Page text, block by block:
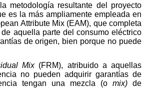
metodología resultante del proyecto
es la más ampliamente empleada en
Attribute Mix (EAM), que completa
aquella parte del consumo eléctrico
de origen, bien porque no puede
Mix (FRM), atribuido a aquellas
no pueden adquirir garantías de
tengan una mezcla (omix)de